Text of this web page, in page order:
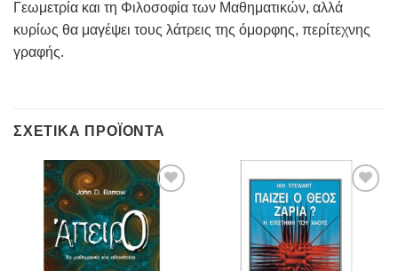
Γεωμετρία και τη Φιλοσοφία των Μαθηματικών, αλλά
κυρίως θα μαγέψει τους λάτρεις της όμορφης, περίτεχνης
γραφής.
ΣΧΕΤΙΚΆ ΠΡΟΪΌΝΤΑ
Προσθήκη
στη
Wishlist
Προσθήκη
Wishlist